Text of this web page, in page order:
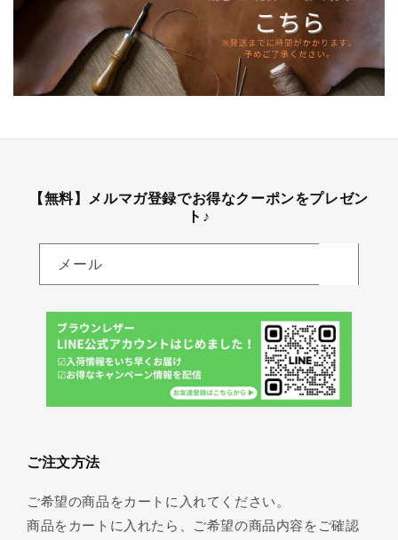
【無料】メルマガ登録でお得なクーポンをプレゼン
ト♪
メール
ご注文方法
ご希望の商品をカートに入れてください。
商品をカートに入れたら、ご希望の商品内容をご確認